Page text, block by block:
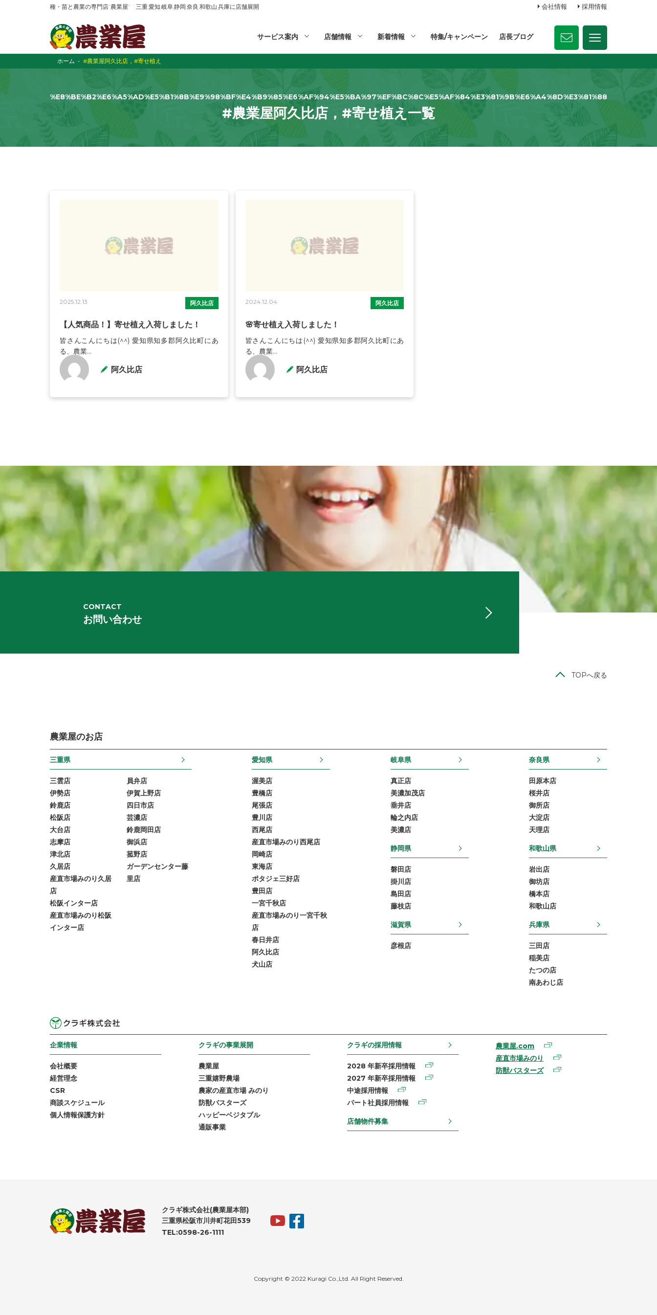
種・苗と農業の専門店“農業屋” 三重,愛知,岐阜,静岡,奈良,和歌山,兵庫に店舗展開 会社情報 採用情報
サービス案内 店舗情報 新着情報 特集/キャンペーン 店長ブログ
ホーム #農業屋阿久比店，#寄せ植え
%E8%BE%B2%E6%A5%AD%E5%B1%8B%E9%98%BF%E4%B9%85%E6%AF%94%E5%BA%97%EF%BC%8C%E5%AF%84%E3%81%9B%E6%A4%8D%E3%81%88
#農業屋阿久比店，#寄せ植え一覧
2025.12.13 阿久比店
【人気商品！】寄せ植え入荷しました！
皆さんこんにちは(^^) 愛知県知多郡阿久比町にあ
る、農業...
阿久比店
2024.12.04 阿久比店
🌸寄せ植え入荷しました！
皆さんこんにちは(^^) 愛知県知多郡阿久比町にあ
る、農業...
阿久比店
CONTACT
お問い合わせ
TOPへ戻る
農業屋のお店
三重県
三雲店
伊勢店
鈴鹿店
松阪店
大台店
志摩店
津北店
久居店
産直市場みのり久居
店
松阪インター店
産直市場みのり松阪
インター店
員弁店
伊賀上野店
四日市店
芸濃店
鈴鹿岡田店
御浜店
菰野店
ガーデンセンター藤
里店
愛知県
渥美店
豊橋店
尾張店
豊川店
西尾店
産直市場みのり西尾店
岡崎店
東海店
ポタジェ三好店
豊田店
一宮千秋店
産直市場みのり一宮千秋
店
春日井店
阿久比店
犬山店
岐阜県
真正店
美濃加茂店
垂井店
輪之内店
美濃店
静岡県
磐田店
掛川店
島田店
藤枝店
滋賀県
彦根店
奈良県
田原本店
桜井店
御所店
大淀店
天理店
和歌山県
岩出店
御坊店
橋本店
和歌山店
兵庫県
三田店
稲美店
たつの店
南あわじ店
企業情報
会社概要
経営理念
CSR
商談スケジュール
個人情報保護方針
クラギの事業展開
農業屋
三重嬉野農場
農家の産直市場 みのり
防獣バスターズ
ハッピーベジタブル
通販事業
クラギの採用情報
2028 年新卒採用情報
2027 年新卒採用情報
中途採用情報
パート社員採用情報
店舗物件募集
農業屋.com
産直市場みのり
防獣バスターズ
クラギ株式会社(農業屋本部)
三重県松阪市川井町花田539
TEL:0598-26-1111
Copyright © 2022 Kuragi Co.,Ltd. All Right Reserved.